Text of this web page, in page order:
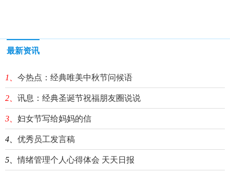
最新资讯
1、 今热点：经典唯美中秋节问候语
2、 讯息：经典圣诞节祝福朋友圈说说
3、 妇女节写给妈妈的信
4、 优秀员工发言稿
5、 情绪管理个人心得体会 天天日报